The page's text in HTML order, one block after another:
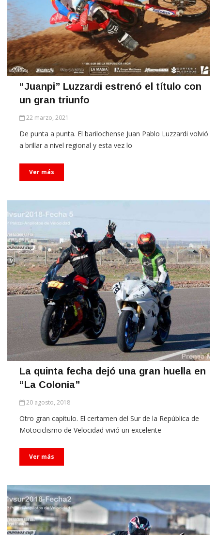
“Juanpi” Luzzardi estrenó el título con
un gran triunfo
22 marzo, 2021
De punta a punta. El barilochense Juan Pablo Luzzardi volvió
a brillar a nivel regional y esta vez lo
Ver más
La quinta fecha dejó una gran huella en
“La Colonia”
20 agosto, 2018
Otro gran capítulo. El certamen del Sur de la República de
Motociclismo de Velocidad vivió un excelente
Ver más